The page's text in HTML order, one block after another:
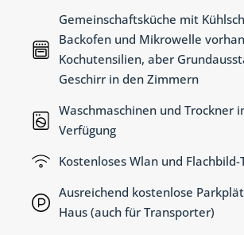
Gemeinschaftsküche mit
Backofen und Mikrowelle
Kochutensilien, aber
Geschirr in den Zimmern
Waschmaschinen und Trockner
Verfügung
Kostenloses Wlan und
Ausreichend kostenlose
Haus (auch für Transporter)